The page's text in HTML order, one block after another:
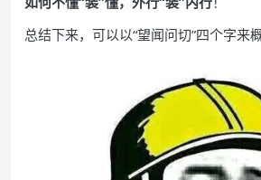
总结下来，可以以“望闻问切”四个字来概